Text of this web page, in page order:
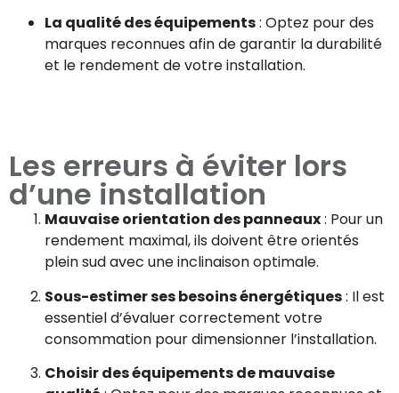
La qualité des équipements: Optez pour des
marques reconnues afin de garantir la durabilité
et le rendement de votre installation.
Les erreurs à éviter lors
d’une installation
Mauvaise orientation des panneaux: Pour un
rendement maximal, ils doivent être orientés
plein sud avec une inclinaison optimale.
Sous-estimer ses besoins énergétiques: Il est
essentiel d’évaluer correctement votre
consommation pour dimensionner l’installation.
Choisir des équipements de mauvaise